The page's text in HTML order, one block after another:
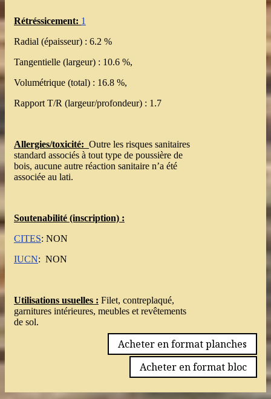
Rétréssicement: 1
Radial (épaisseur) : 6.2 %
Tangentielle (largeur) : 10.6 %,
Volumétrique (total) : 16.8 %,
Rapport T/R (largeur/profondeur) : 1.7
Allergies/toxicité: Outre les risques sanitaires
standard associés à tout type de poussière de
bois, aucune autre réaction sanitaire n’a été
associée au lati.
Soutenabilité (inscription) :
CITES: NON
IUCN: NON
Utilisations usuelles : Filet, contreplaqué,
garnitures intérieures, meubles et revêtements
de sol.
Acheter en format planches
Acheter en format bloc